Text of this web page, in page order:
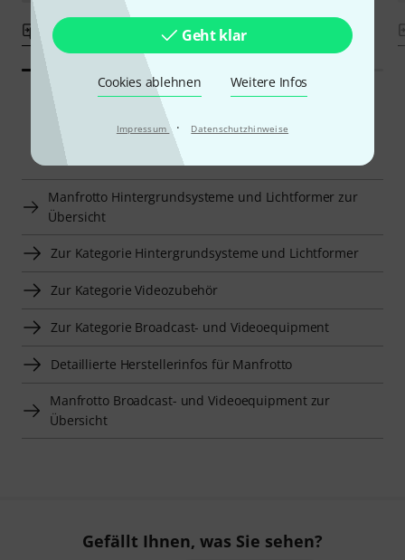
Geht klar
Cookies ablehnen Weitere Infos
Impressum · Datenschutzhinweise
Vergleichen Vergleichen
Smart Navigator
Manfrotto Hintergrundsysteme und Lichtformer zur
Übersicht
Zur Kategorie Hintergrundsysteme und Lichtformer
Zur Kategorie Videozubehör
Zur Kategorie Broadcast- und Videoequipment
Detaillierte Herstellerinfos für Manfrotto
Manfrotto Broadcast- und Videoequipment zur
Übersicht
Gefällt Ihnen, was Sie sehen?